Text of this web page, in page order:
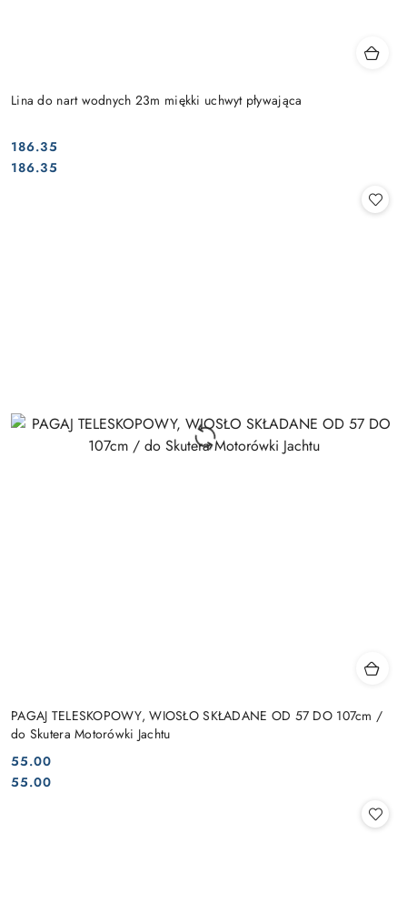
Lina do nart wodnych 23m miękki uchwyt pływająca
Cena:
186.35
Cena:
186.35
PAGAJ TELESKOPOWY, WIOSŁO SKŁADANE OD 57 DO 107cm /
do Skutera Motorówki Jachtu
Cena:
55.00
Cena:
55.00